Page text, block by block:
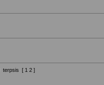
terpsis [ 1 2 ]